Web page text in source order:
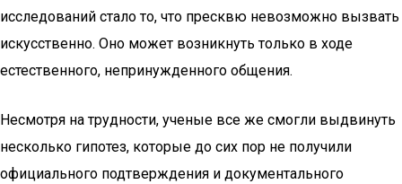
исследований стало то, что пресквю невозможно вызвать
искусственно. Оно может возникнуть только в ходе
естественного, непринужденного общения.
Несмотря на трудности, ученые все же смогли выдвинуть
несколько гипотез, которые до сих пор не получили
официального подтверждения и документального